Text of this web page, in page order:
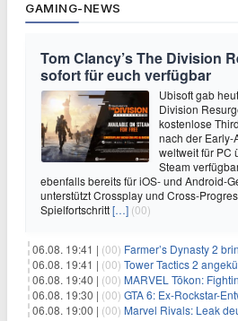
GAMING-NEWS
Tom Clancy’s The Division
sofort für euch verfügbar
Ubisoft gab
Division
kostenlose
nach der Early-
weltweit für PC
Steam
ebenfalls bereits für iOS- und Android-
unterstützt Crossplay und Cross-
Spielfortschritt[…] (00)
06.08. 19:41 | (00) Farmer’s Dynasty 2
06.08. 19:41 | (00) Tower Tactics 2 angekündigt: Tower
06.08. 19:40 | (00) MARVEL Tōkon:
06.08. 19:30 | (00) GTA 6: Ex-Rockstar-Entwickler
06.08. 19:00 | (00) Marvel Rivals: Leak deutet